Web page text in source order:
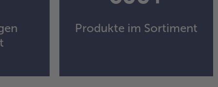
Produkte im Sortiment